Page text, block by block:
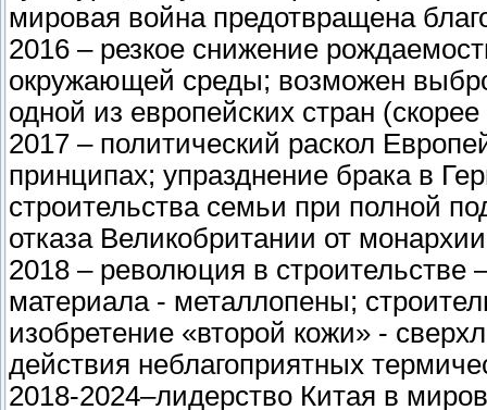
мировая война предотвращена
2016 – резкое снижение
окружающей среды; возможен
одной из европейских стран
2017 – политический раскол
принципах; упразднение брака в
строительства семьи при полной
отказа Великобритании от
2018 – революция в строительстве
материала - металлопены;
изобретение «второй кожи» -
действия неблагоприятных
2018-2024–лидерство Китая в